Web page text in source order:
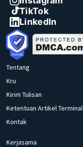
TikTok
LinkedIn
Tentang
Kru
Kirim Tulisan
Ketentuan Artikel Terminal
Kontak
Kerjasama